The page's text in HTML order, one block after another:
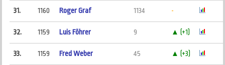
31. 1160 Roger Graf 1134 -
32. 1159 Luis Föhrer 9 ▲ (+1)
33. 1159 Fred Weber 45 ▲ (+3)